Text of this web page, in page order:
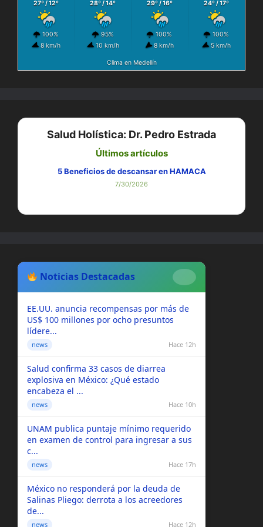
27º / 12º
100%
8 km/h
28º / 14º
95%
10 km/h
29º / 16º
100%
8 km/h
24º / 17º
100%
5 km/h
Clima en Medellín
Salud Holística: Dr. Pedro Estrada
Últimos artículos
Ozonoterapia vs. Antiinflamatorios: ¿Qué es mejor para
la Lumbalgia?
Noticias Destacadas
EE.UU. anuncia recompensas por más de
US$ 100 millones por ocho presuntos
lídere...
news Hace 12h
Salud confirma 33 casos de diarrea
explosiva en México: ¿Qué estado
encabeza el ...
news Hace 10h
UNAM publica puntaje mínimo requerido
en examen de control para ingresar a sus
c...
news Hace 17h
México no responderá por la deuda de
Salinas Pliego: derrota a los acreedores
de...
news Hace 12h